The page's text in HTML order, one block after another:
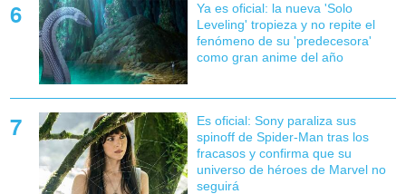
Ya es oficial: la nueva 'Solo
Leveling' tropieza y no repite el
fenómeno de su 'predecesora'
como gran anime del año
Es oficial: Sony paraliza sus
spinoff de Spider-Man tras los
fracasos y confirma que su
universo de héroes de Marvel no
seguirá